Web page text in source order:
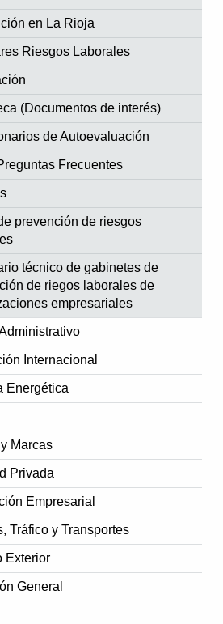
en La Rioja
Riesgos Laborales
(Documentos de interés)
de Autoevaluación
Frecuentes
prevención de riesgos
técnico de gabinetes de
de riegos laborales de
empresariales
Internacional
Energética
Marcas
Privada
Empresarial
Tráfico y Transportes
Exterior
General